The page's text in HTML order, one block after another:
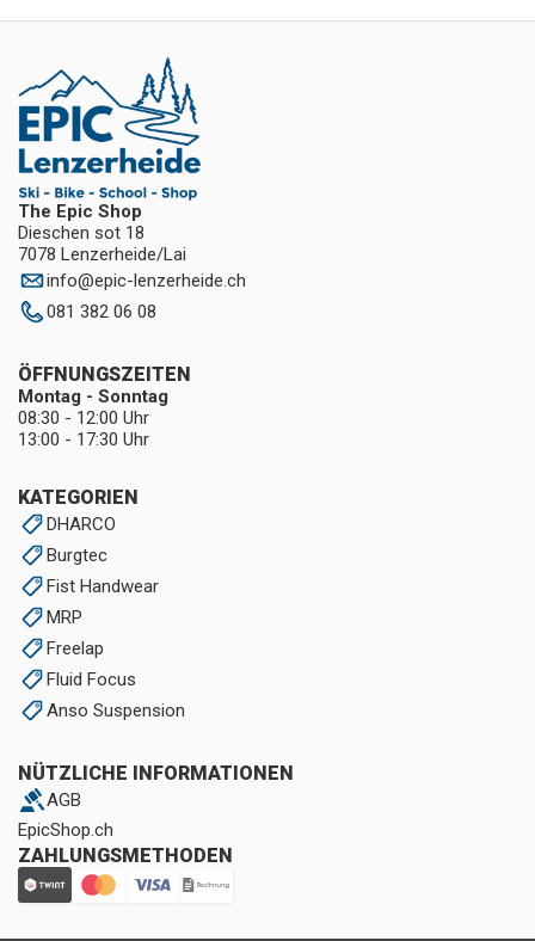
The Epic Shop
Dieschen sot 18
7078 Lenzerheide/Lai
info@epic-lenzerheide.ch
081 382 06 08
KATEGORIEN
DHARCO
Burgtec
Fist Handwear
MRP
Freelap
Fluid Focus
Anso Suspension
NÜTZLICHE INFORMATIONEN
AGB
EpicShop.ch
ZAHLUNGSMETHODEN
ÖFFNUNGSZEITEN
Montag - Sonntag
08:30 - 12:00 Uhr
13:00 - 17:30 Uhr